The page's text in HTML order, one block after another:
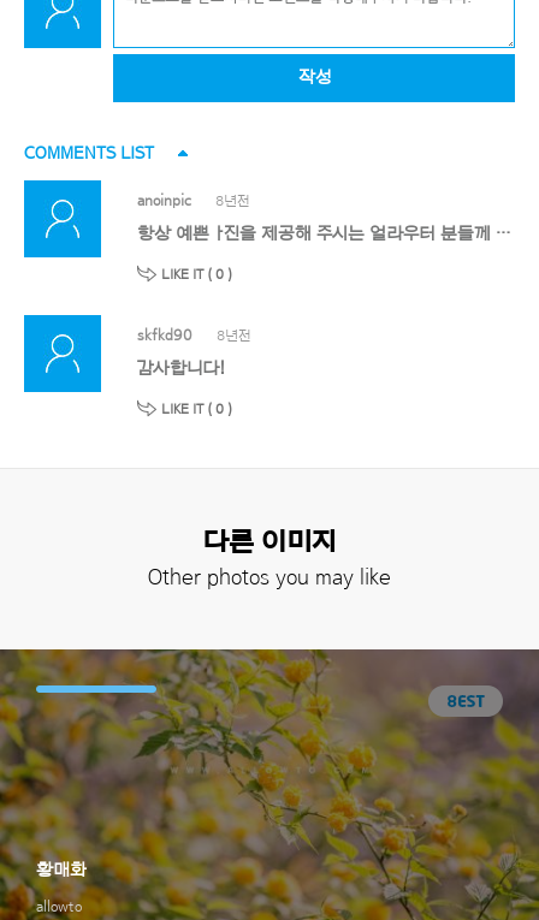
작성
COMMENTS LIST
anoinpic 8년전
항상 예쁜 ㅏ진을 제공해 주시는 얼라우터 분들께 감사의 말씀을 드립니다.
LIKE IT ( 0 )
skfkd90 8년전
감사합니다!
LIKE IT ( 0 )
다른 이미지
Other photos you may like
allowto
황매화